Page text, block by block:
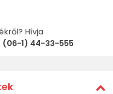
Hívja
(06-1) 44-33-555